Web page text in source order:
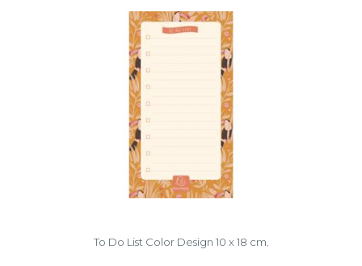
To Do List Color Design 10 x 18 cm.